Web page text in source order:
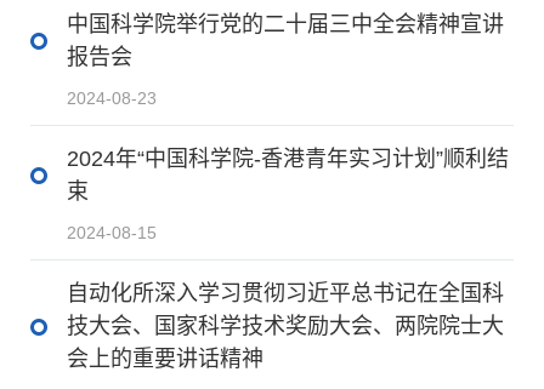
中国科学院举行党的二十届三中全会精神宣讲
报告会
2024-08-23
2024年“中国科学院-香港青年实习计划”顺利结
束
2024-08-15
自动化所深入学习贯彻习近平总书记在全国科
技大会、国家科学技术奖励大会、两院院士大
会上的重要讲话精神